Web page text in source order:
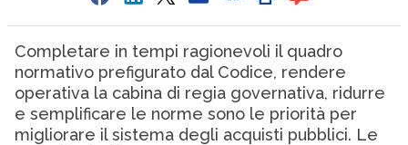
Completare in tempi ragionevoli il quadro
normativo prefigurato dal Codice, rendere
operativa la cabina di regia governativa, ridurre
e semplificare le norme sono le priorità per
migliorare il sistema degli acquisti pubblici. Le